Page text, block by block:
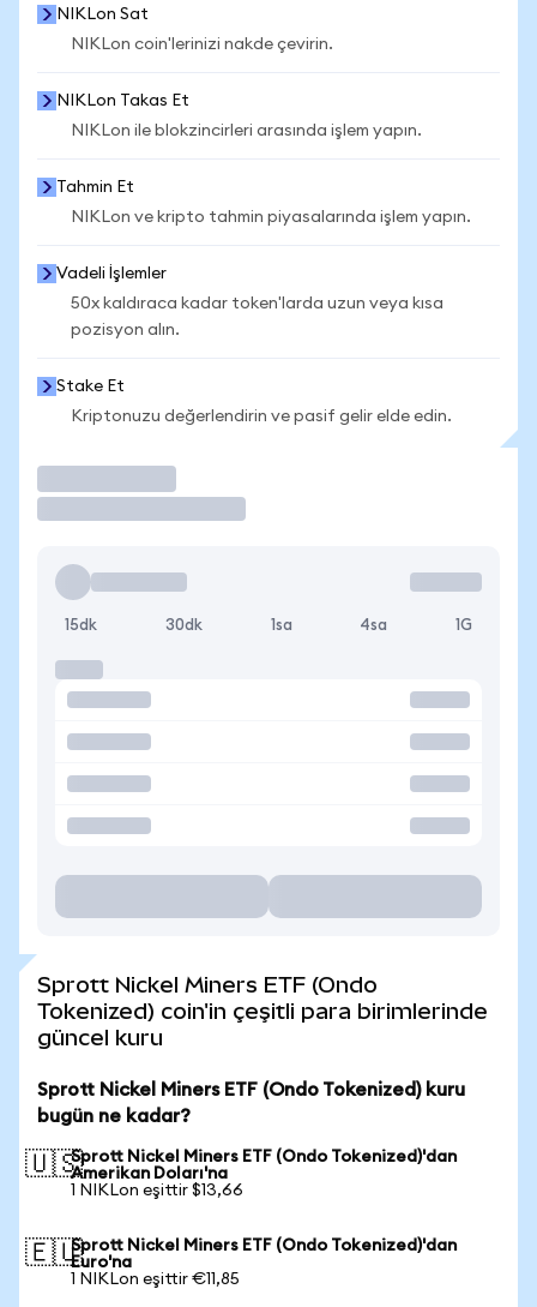
NIKLon Sat
NIKLon coin'lerinizi nakde çevirin.
NIKLon Takas Et
NIKLon ile blokzincirleri arasında işlem yapın.
Tahmin Et
NIKLon ve kripto tahmin piyasalarında işlem yapın.
Vadeli İşlemler
50x kaldıraca kadar token'larda uzun veya kısa
pozisyon alın.
Stake Et
Kriptonuzu değerlendirin ve pasif gelir elde edin.
15dk 30dk 1sa 4sa 1G
Sprott Nickel Miners ETF (Ondo
Tokenized) coin'in çeşitli para birimlerinde
güncel kuru
Sprott Nickel Miners ETF (Ondo Tokenized) kuru
bugün ne kadar?
🇺🇸Sprott Nickel Miners ETF (Ondo Tokenized)'dan
Amerikan Doları'na
1 NIKLon eşittir $13,66
🇪🇺Sprott Nickel Miners ETF (Ondo Tokenized)'dan
Euro'na
1 NIKLon eşittir €11,85